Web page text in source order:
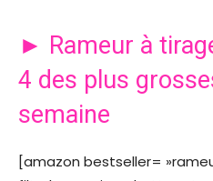
► Rameur à
4 des plus
semaine
[amazon bestseller=